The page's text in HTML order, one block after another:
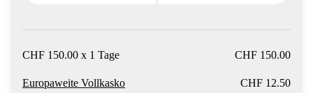
CHF 150.00 x 1 Tage CHF 150.00
Europaweite Vollkasko CHF 12.50